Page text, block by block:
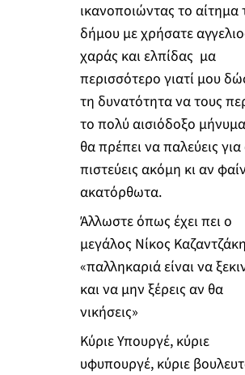
ικανοποιώντας το αίτημα
δήμου με χρήσατε
χαράς και ελπίδας μα
περισσότερο γιατί μου
τη δυνατότητα να τους
το πολύ αισιόδοξο
θα πρέπει να παλεύεις
πιστεύεις ακόμη κι αν
ακατόρθωτα.
Άλλωστε όπως έχει πει ο
μεγάλος Νίκος
«παλληκαριά είναι να
και να μην ξέρεις αν θα
νικήσεις»
Κύριε Υπουργέ, κύριε
υφυπουργέ, κύριε